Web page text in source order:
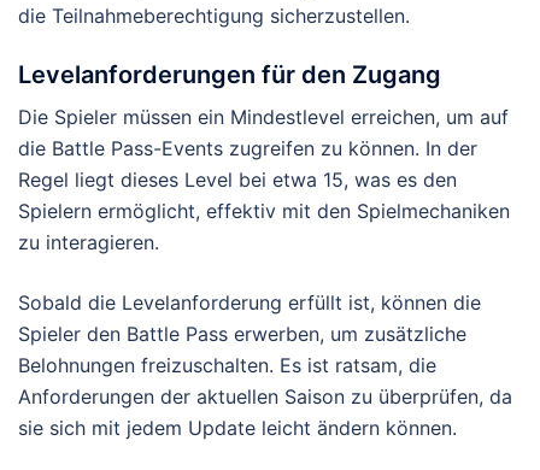
die Teilnahmeberechtigung sicherzustellen.
Levelanforderungen für den Zugang
Die Spieler müssen ein Mindestlevel erreichen, um auf
die Battle Pass-Events zugreifen zu können. In der
Regel liegt dieses Level bei etwa 15, was es den
Spielern ermöglicht, effektiv mit den Spielmechaniken
zu interagieren.
Sobald die Levelanforderung erfüllt ist, können die
Spieler den Battle Pass erwerben, um zusätzliche
Belohnungen freizuschalten. Es ist ratsam, die
Anforderungen der aktuellen Saison zu überprüfen, da
sie sich mit jedem Update leicht ändern können.